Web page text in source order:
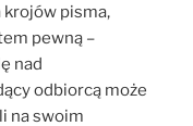
pisma,
pewną –
nad
odbiorcą może
na swoim